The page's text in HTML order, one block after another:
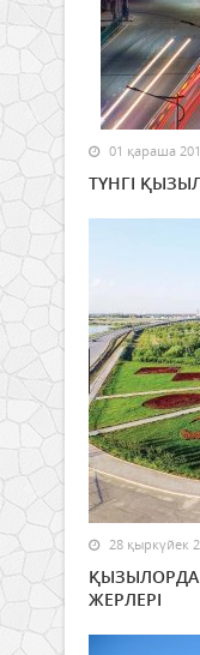
01 қараша
ТҮНГІ
28 қыркүйек
ҚЫЗЫЛОРДА
ЖЕРЛЕРІ